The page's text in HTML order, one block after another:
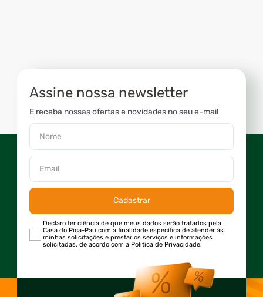
Assine nossa newsletter
E receba nossas ofertas e novidades no seu e-mail
Cadastrar
Declaro ter ciência de que meus dados serão tratados pela
Casa do Pica-Pau com a finalidade específica de atender às
minhas solicitações e prestar os serviços e informações
solicitadas, de acordo com a Política de Privacidade.